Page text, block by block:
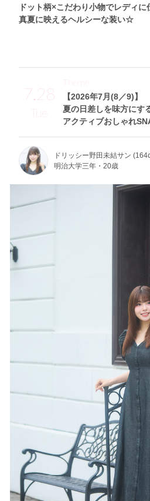
ドット柄×こだわり小物でレディに
真夏に映えるヘルシーな装い☆
7.28
Tue
【2026年7月(8／9)】
夏の日差しを味方にす
アクティブおしゃれ
Theme
ドリッシー野田未結サン
明治大学三年・20歳